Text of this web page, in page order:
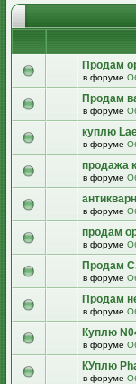
Продам
в форуме
Продам
в форуме
куплю
в форуме
продажа
в форуме
в форуме
продам
в форуме
Продам
в форуме
Продам
в форуме
Куплю
в форуме
КУплю
в форуме